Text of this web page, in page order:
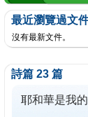
最近瀏覽過文
沒有最新文件。
詩篇 23 篇
耶和華是我的
今已篩檢出